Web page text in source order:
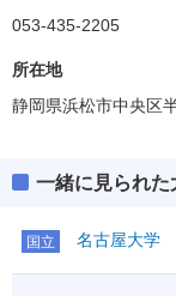
053-435-2205
所在地
静岡県浜松市中央区
一緒に見られた
国立 名古屋大学